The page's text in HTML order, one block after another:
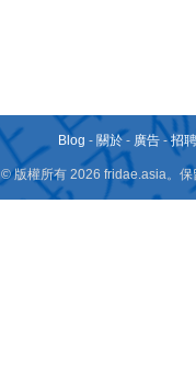
Blog - 關於 - 廣告 -招
© 版權所有 2026 fridae.asia。